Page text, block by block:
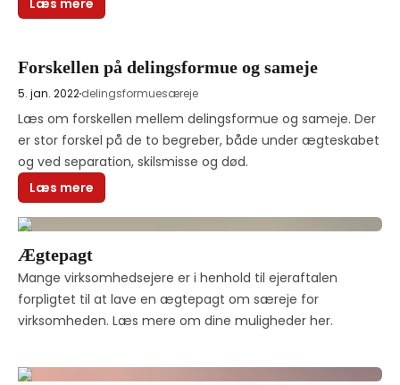
Læs mere
Forskellen på delingsformue og sameje
5. jan. 2022delingsformuesæreje
Læs om forskellen mellem delingsformue og sameje. Der
er stor forskel på de to begreber, både under ægteskabet
og ved separation, skilsmisse og død.
Læs mere
Ægtepagt
Mange virksomhedsejere er i henhold til ejeraftalen
forpligtet til at lave en ægtepagt om særeje for
virksomheden. Læs mere om dine muligheder her.